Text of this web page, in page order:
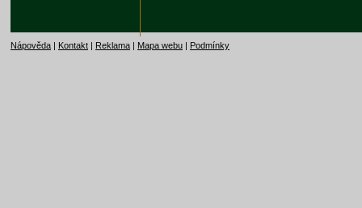
Nápověda | Kontakt | Reklama | Mapa webu | Podmínky